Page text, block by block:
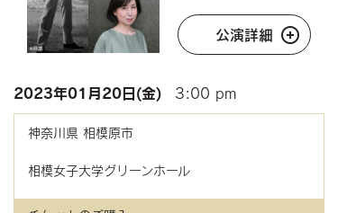
公演詳細
2023年01月20日(金) 3:00 pm
神奈川県 相模原市
相模女子大学グリーンホール